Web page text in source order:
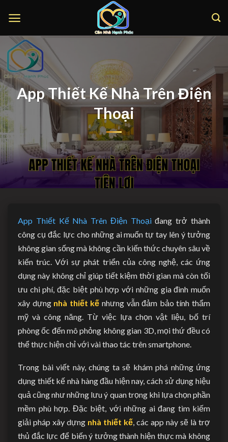
qua
dung
App Thiết Kế Nhà Trên Điện
Thoại
App Thiết Kế Nhà Trên Điện Thoạiđang trở thành
công cụ đắc lực cho những ai muốn tự tay lên ý tưởng
không gian sống mà không cần kiến thức chuyên sâu về
kiến trúc. Với sự phát triển của công nghệ, các ứng
dụng này không chỉ giúp tiết kiệm thời gian mà còn tối
ưu chi phí, đặc biệt phù hợp với những gia đình muốn
xây dựng nhà thiết kếnhưng vẫn đảm bảo tính thẩm
mỹ và công năng. Từ việc lựa chọn vật liệu, bố trí
phòng ốc đến mô phỏng không gian 3D, mọi thứ đều có
thể thực hiện chỉ với vài thao tác trên smartphone.
Trong bài viết này, chúng ta sẽ khám phá những ứng
dụng thiết kế nhà hàng đầu hiện nay, cách sử dụng hiệu
quả cũng như những lưu ý quan trọng khi lựa chọn phần
mềm phù hợp. Đặc biệt, với những ai đang tìm kiếm
giải pháp xây dựng nhà thiết kế, các app này sẽ là trợ
thủ đắc lực để biến ý tưởng thành hiện thực mà không